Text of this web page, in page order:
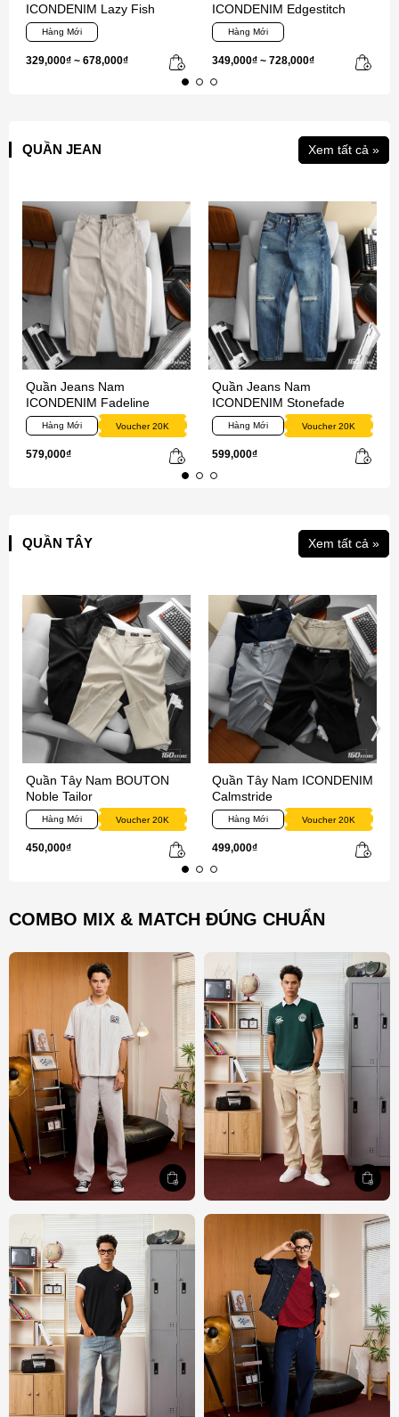
ICONDENIM Lazy Fish
Hàng Mới
329,000₫ ~ 678,000₫
ICONDENIM Edgestitch
Hàng Mới
349,000₫ ~ 728,000₫
QUẦN JEAN Xem tất cả »
Quần Jeans Nam
ICONDENIM Fadeline
Hàng Mới Voucher 20K
579,000₫
Quần Jeans Nam
ICONDENIM Stonefade
Hàng Mới Voucher 20K
599,000₫
QUẦN TÂY Xem tất cả »
Quần Tây Nam BOUTON
Noble Tailor
Hàng Mới Voucher 20K
450,000₫
Quần Tây Nam ICONDENIM
Calmstride
Hàng Mới Voucher 20K
499,000₫
COMBO MIX & MATCH ĐÚNG CHUẨN